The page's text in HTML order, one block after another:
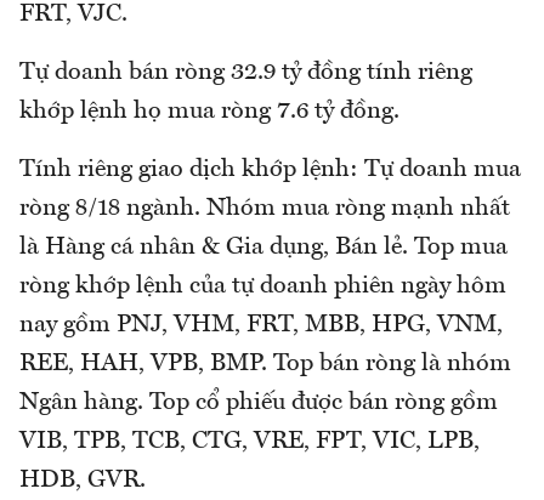
FRT, VJC.
Tự doanh bán ròng 32.9 tỷ đồng tính riêng
khớp lệnh họ mua ròng 7.6 tỷ đồng.
Tính riêng giao dịch khớp lệnh: Tự doanh mua
ròng 8/18 ngành. Nhóm mua ròng mạnh nhất
là Hàng cá nhân & Gia dụng, Bán lẻ. Top mua
ròng khớp lệnh của tự doanh phiên ngày hôm
nay gồm PNJ, VHM, FRT, MBB, HPG, VNM,
REE, HAH, VPB, BMP. Top bán ròng là nhóm
Ngân hàng. Top cổ phiếu được bán ròng gồm
VIB, TPB, TCB, CTG, VRE, FPT, VIC, LPB,
HDB, GVR.